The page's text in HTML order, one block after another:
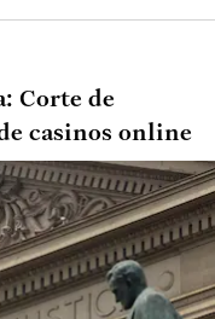
Corte de
casinos online